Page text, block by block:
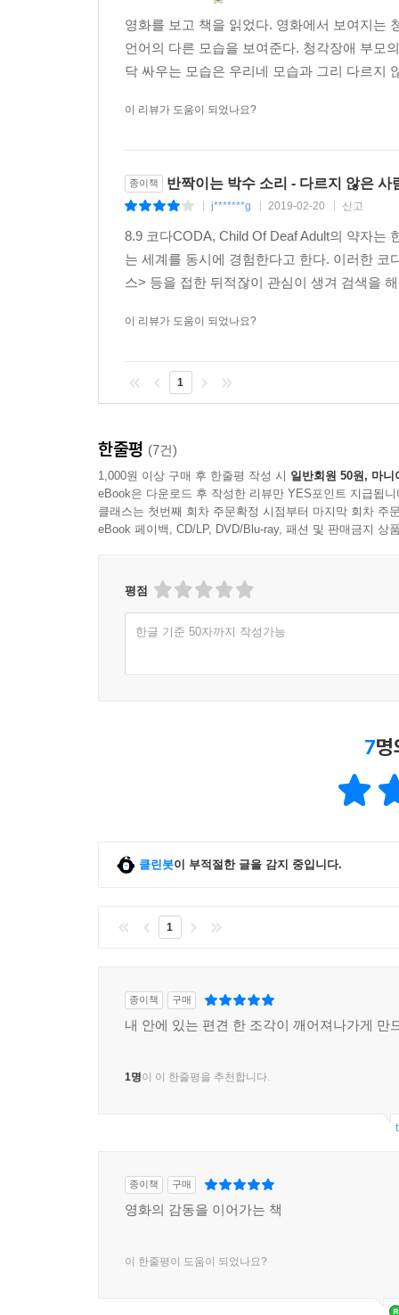
영화를 보고 책을 읽었다. 영화에서 보여지는
언어의 다른 모습을 보여준다. 청각장애 부모
닥 싸우는 모습은 우리네 모습과 그리 다르지
이 리뷰가 도움이 되었나요?
종이책 반짝이는 박수 소리 - 다르지 않은 사
j*******g 2019-02-20 신고
8.9 코다CODA, Child Of Deaf Adult의 약자는
는 세계를 동시에 경험한다고 한다. 이러한
스> 등을 접한 뒤적잖이 관심이 생겨 검색을
이 리뷰가 도움이 되었나요?
1
한줄평 (7건)
1,000원 이상 구매 후 한줄평 작성 시 일반회원 50원, 마니
eBook은 다운로드 후 작성한 리뷰만 YES포인트 지급됩니
클래스는 첫번째 회차 주문확정 시점부터 마지막 회차 주
eBook 페이백, CD/LP, DVD/Blu-ray, 패션 및 판매금지 상
평점
한글 기준 50자까지 작성가능
7
클린봇이 부적절한 글을 감지 중입니다.
1
종이책 구매
내 안에 있는 편견 한 조각이 깨어져나가게 만
1명이 이 한줄평을 추천합니다.
종이책 구매
영화의 감동을 이어가는 책
이 한줄평이 도움이 되었나요?